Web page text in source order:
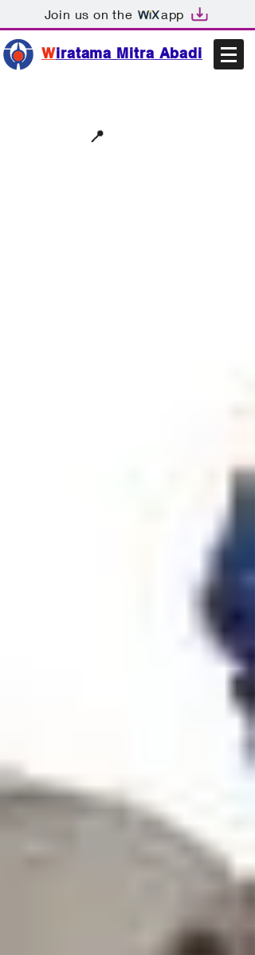
Join us on the app
Wiratama Mitra Abadi
📍